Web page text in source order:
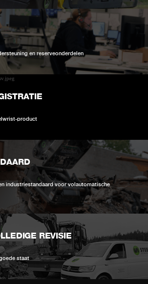
en reserveonderdelen
product
industriestandaard voor volautomatische
REVISIE
staat